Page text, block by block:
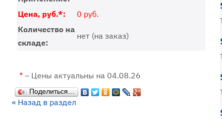
Цена, руб.*:
0 руб.
Количество на
складе:
нет (на заказ)
* – Цены актуальны на 04.08.26
Поделиться…
« Назад в раздел